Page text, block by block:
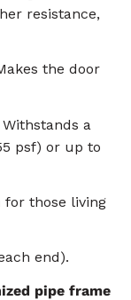
resistance,
the door
a
psf) or up to
for those living
end).
pipe frame